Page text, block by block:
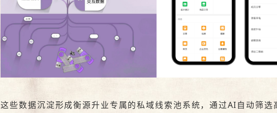
这些数据沉淀形成衡源升业专属的私域线索池系统，通过AI自动筛选